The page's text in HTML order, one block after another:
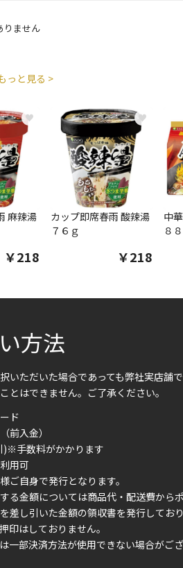
りません
っと見る >
♥
麻辣湯
￥218
♥
カップ即席春雨 酸辣湯
７６ｇ
￥218
中
８
方法
いただいた場合であっても弊社実店舗
とはできません。ご了承ください。
ド
前入金）
手数料がかかります
用可
ご自身で発行となります。
る金額については商品代・配送費から
差し引いた金額の領収書を発行してお
印はしておりません。
一部決済方法が使用できない場合がご